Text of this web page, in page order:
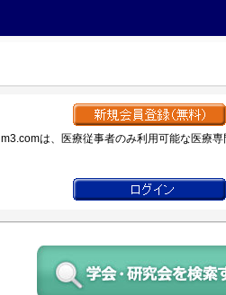
m3.comは、医療従事者のみ利用可能な医療専